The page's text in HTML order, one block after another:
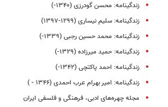
زندگینامه: محسن گودرزی (۱۳۴۰-)
زندگینامه: سلیم نیساری (۱۲۹۹-۱۳۹۷)
زندگینامه: محمد حسین رجبی (۱۳۳۹-)
زندگینامه: حمید میرزاده (۱۳۲۹-)
زندگینامه: احمد پاکتچی (۱۳۴۲-)
زندگینامه: امیر بهرام عرب احمدی (۱۳۴۶ - )
مجله چهره‌های ادبی، فرهنگی و فلسفی ایران